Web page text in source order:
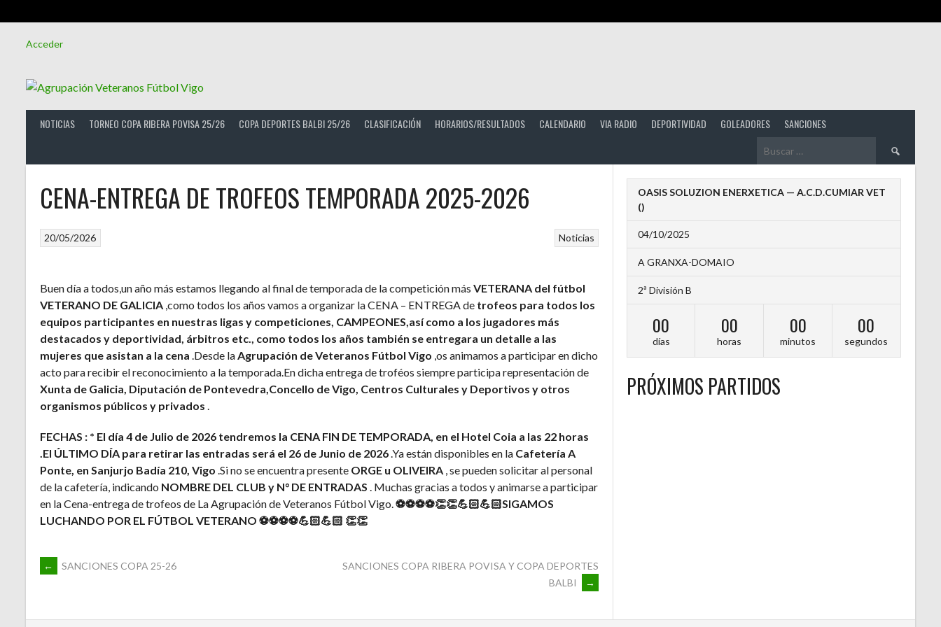
Acceder
NOTICIAS TORNEO COPA RIBERA POVISA 25/26 COPA DEPORTES BALBI 25/26 CLASIFICACIÓN HORARIOS/RESULTADOS CALENDARIO VIA RADIO DEPORTIVIDAD GOLEADORES SANCIONES
Buscar:
CENA-ENTREGA DE TROFEOS TEMPORADA 2025-2026
Noticias
20/05/2026
Buen día a todos,un año más estamos llegando al final de temporada de la competición más VETERANA del fútbol
VETERANO DE GALICIA ,como todos los años vamos a organizar la CENA – ENTREGA de trofeos para todos los
equipos participantes en nuestras ligas y competiciones, CAMPEONES,así como a los jugadores más
destacados y deportividad, árbitros etc., como todos los años también se entregara un detalle a las
mujeres que asistan a la cena .Desde laAgrupación de Veteranos Fútbol Vigo ,os animamos a participar en dicho
acto para recibir el reconocimiento a la temporada.En dicha entrega de troféos siempre participa representación de
Xunta de Galicia, Diputación de Pontevedra,Concello de Vigo, Centros Culturales y Deportivos y otros
organismos públicos y privados .
FECHAS : * El día 4 de Julio de 2026 tendremos la CENA FIN DE TEMPORADA, en el Hotel Coia a las 22 horas
.El ÚLTIMO DÍA para retirar las entradas será el 26 de Junio de 2026.Ya están disponibles en la Cafetería A
Ponte, en Sanjurjo Badía 210, Vigo .Si no se encuentra presente ORGE u OLIVEIRA , se pueden solicitar al personal
de la cafetería, indicando NOMBRE DEL CLUB y N° DE ENTRADAS . Muchas gracias a todos y animarse a participar
en la Cena-entrega de trofeos de La Agrupación de Veteranos Fútbol Vigo.⚽⚽⚽⚽👏👏💪🏻💪🏻SIGAMOS
LUCHANDO POR EL FÚTBOL VETERANO ⚽⚽⚽⚽💪🏻💪🏻 👏👏
NAVEGACIÓN
DE
← SANCIONES COPA 25-26
SANCIONES COPA RIBERA POVISA Y COPA DEPORTES
BALBI
→
OASIS SOLUZION ENERXETICA — A.C.D.CUMIAR VET
()
04/10/2025
A GRANXA-DOMAIO
2ª División B
00
días
00
horas
00
minutos
00
segundos
PRÓXIMOS PARTIDOS